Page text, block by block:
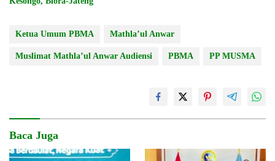
Ketua Umum PBMA Mathla’ul Anwar
Muslimat Mathla’ul Anwar Audiensi PBMA PP MUSMA
Baca Juga